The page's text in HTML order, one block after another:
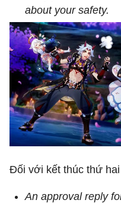
about your safety.
Đối với kết thúc thứ
An approval reply